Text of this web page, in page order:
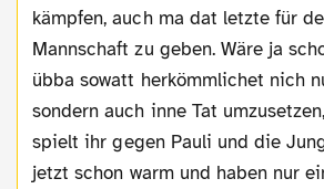
kämpfen, auch ma dat letzte für
Mannschaft zu geben. Wäre ja
übba sowatt herkömmlichet nich
sondern auch inne Tat
spielt ihr gegen Pauli und die
jetzt schon warm und haben nur